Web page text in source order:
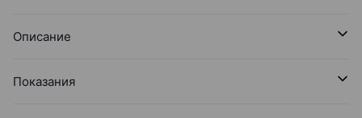
Описание
Показания